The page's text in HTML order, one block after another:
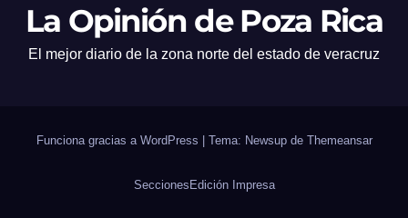
La Opinión de Poza Rica
El mejor diario de la zona norte del estado de veracruz
Funciona gracias a WordPress Tema: Newsup de Themeansar
SeccionesEdición Impresa